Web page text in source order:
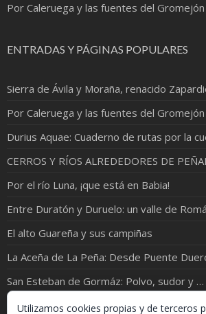
Por Caleruega y las fuentes del Gromejón
ENTRADAS Y PÁGINAS POPULARES
Sierra de Ávila y Moraña, renacido
Por Caleruega y las fuentes del Gromejón
Durius Aquae: Cuaderno de rutas por la
CERROS Y RÍOS ALREDEDORES DE
Por el río Luna, ¡que está en Babia!
Entre Duratón y Duruelo: un valle de
El alto Guareña y sus campiñas
La Aceña de La Peña: Desde Puente
San Esteban de Gormáz: Polvo, sudor y …
Donde el Carrión abraza al Curavacas
Utilizamos cookies propias y de terceros